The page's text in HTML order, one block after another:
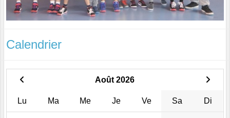
Calendrier
Août 2026
Lu Ma Me Je Ve Sa Di